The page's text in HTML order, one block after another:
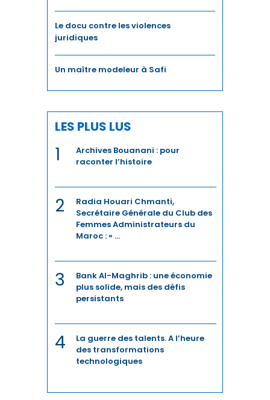
Le docu contre les violences
juridiques
Un maître modeleur à Safi
LES PLUS LUS
1
Archives Bouanani : pour
raconter l’histoire
2
Radia Houari Chmanti,
Secrétaire Générale du Club des
Femmes Administrateurs du
Maroc : « ...
3
Bank Al-Maghrib : une économie
plus solide, mais des défis
persistants
4
La guerre des talents. A l’heure
des transformations
technologiques